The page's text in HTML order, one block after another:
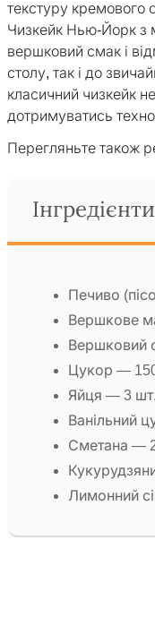
текстуру кремового
Чизкейк Нью-Йорк з
вершковий смак і
столу, так і до
класичний чизкейк
дотримуватись
Перегляньте також
Інгредієнти
Печиво
Вершкове
Вершковий
Цукор —
Яйця — 3 шт.
Ванільний
Сметана —
Лимонний